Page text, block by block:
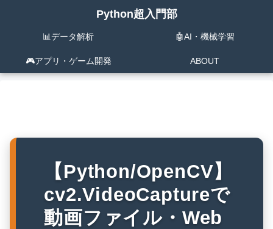
Python超入門部
📊データ解析 🤖AI・機械学習
🎮️アプリ・ゲーム開発 ABOUT
【Python/OpenCV】
cv2.VideoCaptureで
動画ファイル・Web